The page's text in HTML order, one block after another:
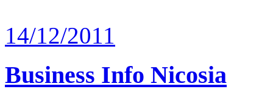
14/12/2011
Business Info Nicosia